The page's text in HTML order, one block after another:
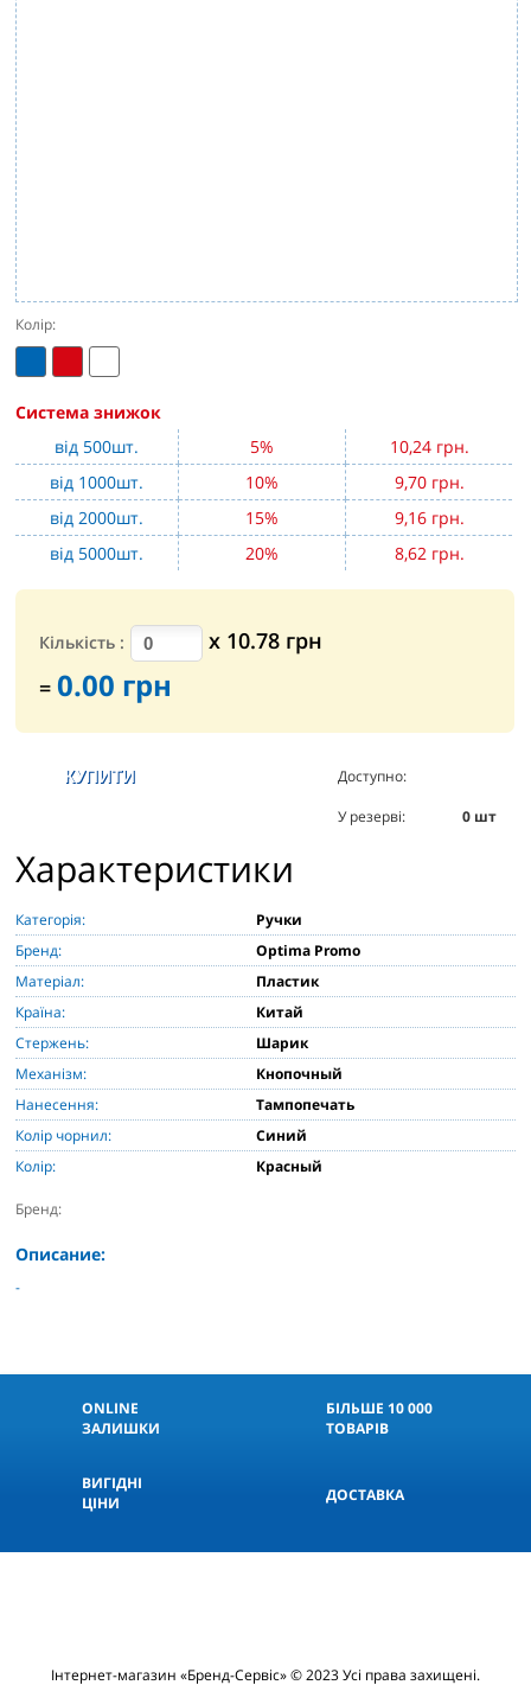
Колір:
Система знижок
від 500шт.
5%
10,24 грн.
від 1000шт.
10%
9,70 грн.
від 2000шт.
15%
9,16 грн.
від 5000шт.
20% 8,62 грн.
Кількість : х 10.78 грн
=0.00 грн
Доступно:
У резерві:
0шт
Характеристики
Категорія:
Ручки
Бренд:
Optima Promo
Матеріал:
Пластик
Країна:
Китай
Стержень:
Шарик
Механізм:
Кнопочный
Нанесення:
Тампопечать
Колір чорнил:
Синий
Колір:
Красный
Бренд:
Описание:
-
ONLINE
ЗАЛИШКИ
БІЛЬШЕ 10 000
ТОВАРІВ
ВИГІДНІ
ЦІНИ
ДОСТАВКА
Інтернет-магазин «Бренд-Сервіс» © 2023 Усі права захищені.